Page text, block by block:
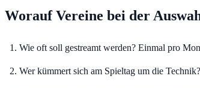
Worauf Vereine bei der
Wie oft soll gestreamt werden? Einmal pro
Wer kümmert sich am Spieltag um die Technik?